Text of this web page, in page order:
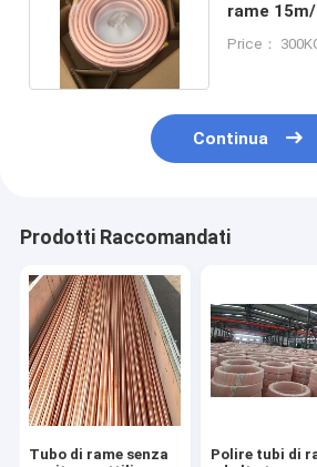
rame
Price：
Continua
Prodotti Raccomandati
Tubo di rame senza
Polire tubi di